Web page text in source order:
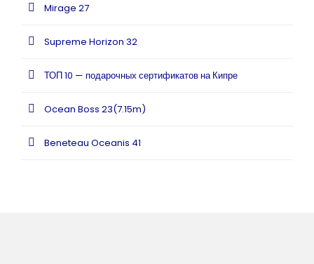
Mirage 27
Supreme Horizon 32
ТОП 10 — подарочных сертификатов на Кипре
Ocean Boss 23(7.15m)
Beneteau Oceanis 41